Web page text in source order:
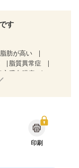
す
肪が高い
脂質異常症
心臓弁膜症
印刷